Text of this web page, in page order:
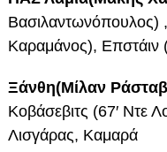
Βασιλαντωνόπουλος)
Καραμάνος),
Ξάνθη(Μίλαν
Κοβάσεβιτς (67′ Ντε
Λισγάρας, Καμαρά